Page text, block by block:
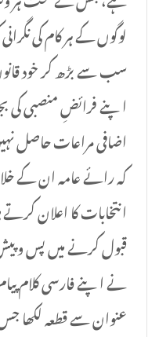
لوگوں کے ہر کام کی
سب سے بڑھ کر خود
اپنے فرائضِ منصبی کی
اضافی مراعات حاصل
کہ رائے عامہ ان کے
انتخابات کا اعلان کرتے
قبول کرنے میں پس
نے اپنے فارسی کلام
عنوان سے قطعہ لکھا جس